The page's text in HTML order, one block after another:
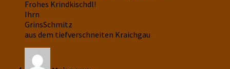
Frohes Krindkischdl!
Ihrn
GrinsSchmitz
aus dem tiefverschneiten Kraichgau